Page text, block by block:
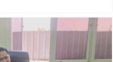
Soliditas dan Arah